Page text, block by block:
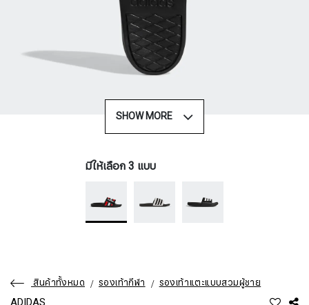
SHOW MORE
มีให้เลือก 3 แบบ
สินค้าทั้งหมด รองเท้ากีฬา รองเท้าแตะแบบสวมผู้ชาย